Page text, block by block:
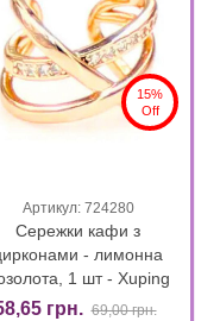
15%
Off
Артикул: 724280
Сережки кафи з
- лимонна
1 шт - Xuping
грн. 69,00 грн.